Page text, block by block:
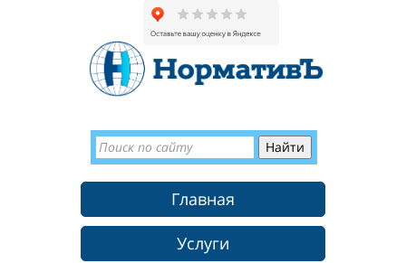
Главная
Услуги